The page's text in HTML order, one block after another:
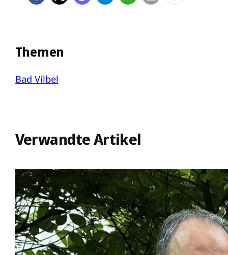
Themen
Bad Vilbel
Verwandte Artikel